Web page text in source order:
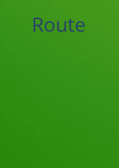
Route